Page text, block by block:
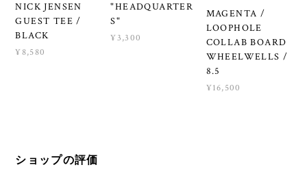
NICK JENSEN
GUEST TEE /
BLACK
¥8,580
"HEADQUARTER
S"
¥3,300
MAGENTA /
LOOPHOLE
COLLAB BOARD
WHEELWELLS /
8.5
¥16,500
ショップの評価